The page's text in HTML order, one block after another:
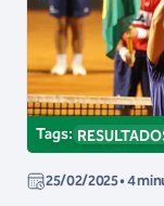
Tags:
25/02/2025• 4